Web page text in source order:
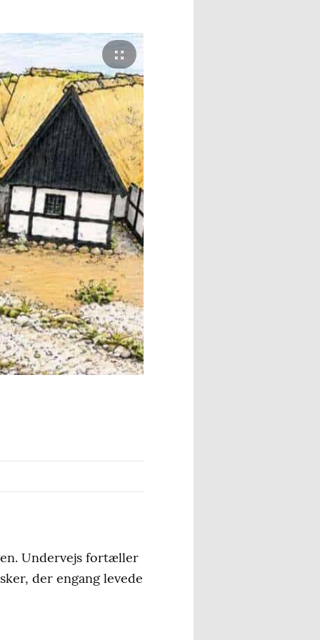
Undervejs fortæller
der engang levede